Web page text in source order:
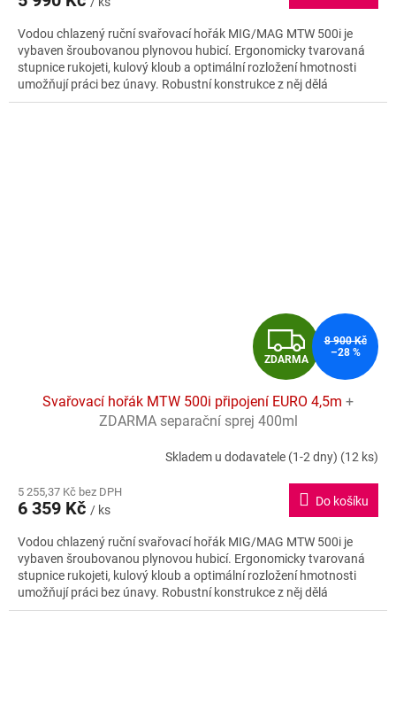
A
Vodou chlazený ruční svařovací hořák MIG/MAG MTW 500i je
vybaven šroubovanou plynovou hubicí. Ergonomicky tvarovaná
stupnice rukojeti, kulový kloub a optimální rozložení hmotnosti
umožňují práci bez únavy. Robustní konstrukce z něj dělá
spolehlivého partnera pro všechny aplikace.
Z
D
A
R
M
A
ZDARMA
8 900 Kč
–28 %
Svařovací hořák MTW 500i připojení EURO 4,5m +
ZDARMA separační sprej 400ml
Skladem u dodavatele (1-2 dny) (12 ks)
5 255,37 Kč bez DPH
6 359 Kč / ks
Do košíku
Vodou chlazený ruční svařovací hořák MIG/MAG MTW 500i je
vybaven šroubovanou plynovou hubicí. Ergonomicky tvarovaná
stupnice rukojeti, kulový kloub a optimální rozložení hmotnosti
umožňují práci bez únavy. Robustní konstrukce z něj dělá
spolehlivého partnera pro všechny aplikace.